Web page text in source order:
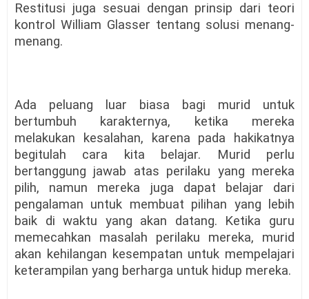
Restitusi juga sesuai dengan prinsip dari teori
kontrol William Glasser tentang solusi menang-
menang.
Ada peluang luar biasa bagi murid untuk
bertumbuh karakternya, ketika mereka
melakukan kesalahan, karena pada hakikatnya
begitulah cara kita belajar. Murid perlu
bertanggung jawab atas perilaku yang mereka
pilih, namun mereka juga dapat belajar dari
pengalaman untuk membuat pilihan yang lebih
baik di waktu yang akan datang. Ketika guru
memecahkan masalah perilaku mereka, murid
akan kehilangan kesempatan untuk mempelajari
keterampilan yang berharga untuk hidup mereka.